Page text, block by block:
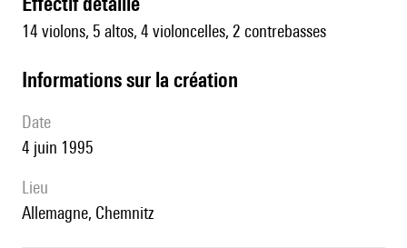
14 violons, 5 altos, 4 violoncelles, 2 contrebasses
informations sur la création
date
4 juin 1995
lieu
Allemagne, Chemnitz